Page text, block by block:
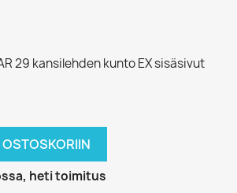
29 kansilehden kunto EX sisäsivut
OSTOSKORIIN
heti toimitus